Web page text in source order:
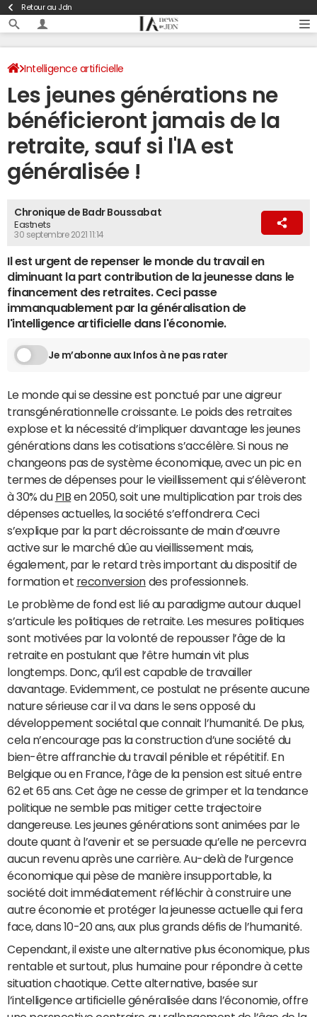
Retour au Jdn
Intelligence artificielle
Les jeunes générations ne
bénéficieront jamais de la
retraite, sauf si l'IA est
généralisée !
Chronique de Badr Boussabat
Eastnets
30 septembre 2021 11:14
Il est urgent de repenser le monde du travail en
diminuant la part contribution de la jeunesse dans le
financement des retraites. Ceci passe
immanquablement par la généralisation de
l'intelligence artificielle dans l'économie.
Je m’abonne aux Infos à ne pas rater
Le monde qui se dessine est ponctué par une aigreur
transgénérationnelle croissante. Le poids des retraites
explose et la nécessité d’impliquer davantage les jeunes
générations dans les cotisations s’accélère. Si nous ne
changeons pas de système économique, avec un pic en
termes de dépenses pour le vieillissement qui s’élèveront
à 30% du PIB en 2050, soit une multiplication par trois des
dépenses actuelles, la société s’effondrera. Ceci
s’explique par la part décroissante de main d’œuvre
active sur le marché dûe au vieillissement mais,
également, par le retard très important du dispositif de
formation et reconversion des professionnels.
Le problème de fond est lié au paradigme autour duquel
s’articule les politiques de retraite. Les mesures politiques
sont motivées par la volonté de repousser l’âge de la
retraite en postulant que l’être humain vit plus
longtemps. Donc, qu’il est capable de travailler
davantage. Evidemment, ce postulat ne présente aucune
nature sérieuse car il va dans le sens opposé du
développement sociétal que connait l’humanité. De plus,
cela n’encourage pas la construction d’une société du
bien-être affranchie du travail pénible et répétitif. En
Belgique ou en France, l’âge de la pension est situé entre
62 et 65 ans. Cet âge ne cesse de grimper et la tendance
politique ne semble pas mitiger cette trajectoire
dangereuse. Les jeunes générations sont animées par le
doute quant à l’avenir et se persuade qu’elle ne percevra
aucun revenu après une carrière. Au-delà de l’urgence
économique qui pèse de manière insupportable, la
société doit immédiatement réfléchir à construire une
autre économie et protéger la jeunesse actuelle qui fera
face, dans 10-20 ans, aux plus grands défis de l’humanité.
Cependant, il existe une alternative plus économique, plus
rentable et surtout, plus humaine pour répondre à cette
situation chaotique. Cette alternative, basée sur
l’intelligence artificielle généralisée dans l’économie, offre